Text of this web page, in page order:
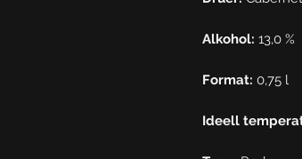
Alkohol: 13,0 %
Format: 0,75 l
Ideell